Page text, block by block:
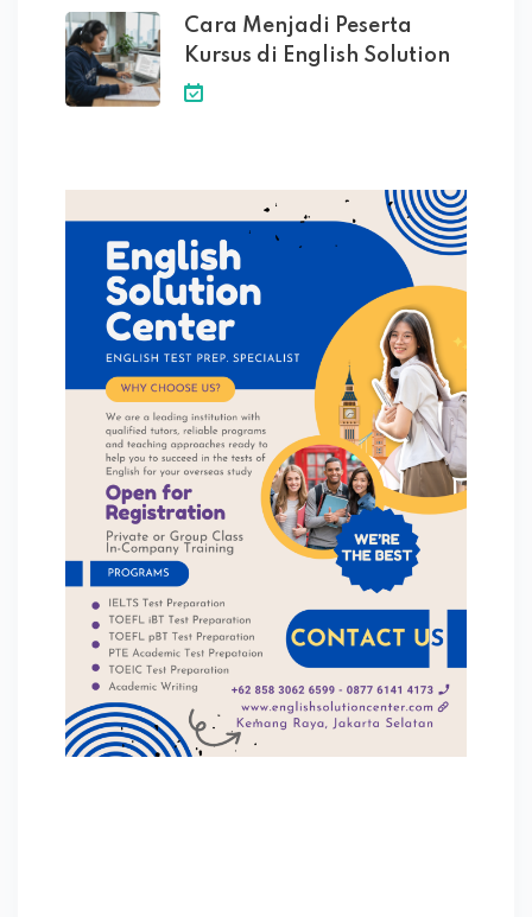
Cara Menjadi Peserta
Kursus di English Solution